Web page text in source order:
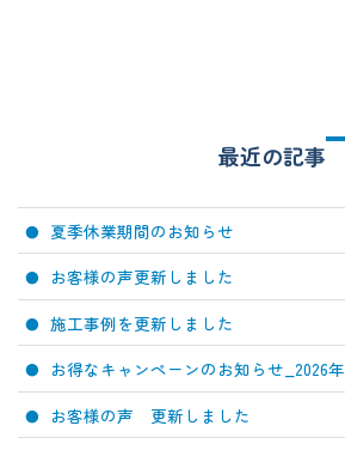
最近の記事
夏季休業期間のお知らせ
お客様の声更新しました
施工事例を更新しました
お得なキャンペーンのお知らせ_2026年
お客様の声 更新しました